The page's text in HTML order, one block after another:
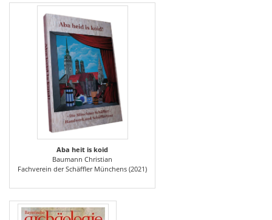
Aba heit is koid
Baumann Christian
Fachverein der Schäffler Münchens (2021)